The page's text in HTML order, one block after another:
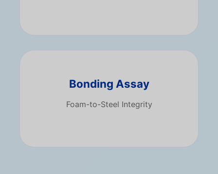
Bonding Assay
Foam-to-Steel Integrity